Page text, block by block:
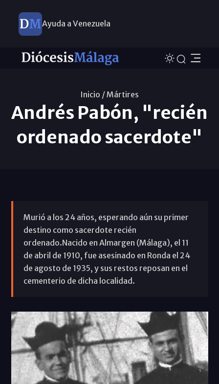
Ayuda a Venezuela
Inicio /Mártires
Andrés Pabón, "recién
ordenado sacerdote"
Murió a los 24 años, esperando aún su primer
destino como sacerdote recién
ordenado.Nacido en Almargen (Málaga), el 11
de abril de 1910, fue asesinado en Ronda el 24
de agosto de 1935, y sus restos reposan en el
cementerio de dicha localidad.